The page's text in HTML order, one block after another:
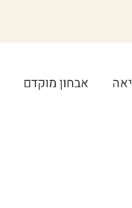
אבחון מוקדם